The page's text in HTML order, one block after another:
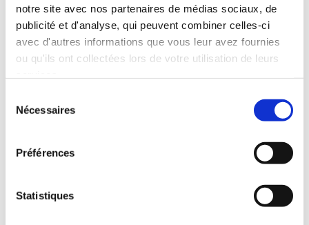
notre site avec nos partenaires de médias sociaux, de
publicité et d'analyse, qui peuvent combiner celles-ci
avec d'autres informations que vous leur avez fournies
ou qu'ils ont collectées lors de votre utilisation de leurs
Nécessaires
Préférences
Statistiques
La fabrique à biscuits